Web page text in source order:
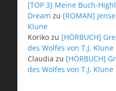
[TOP 3] Meine Buch-
Dream zu [ROMAN]
Klune
Koriko zu [HÖRBUCH]
des Wolfes von T.J. Klune
Claudia zu [HÖRBUCH]
des Wolfes von T.J. Klune